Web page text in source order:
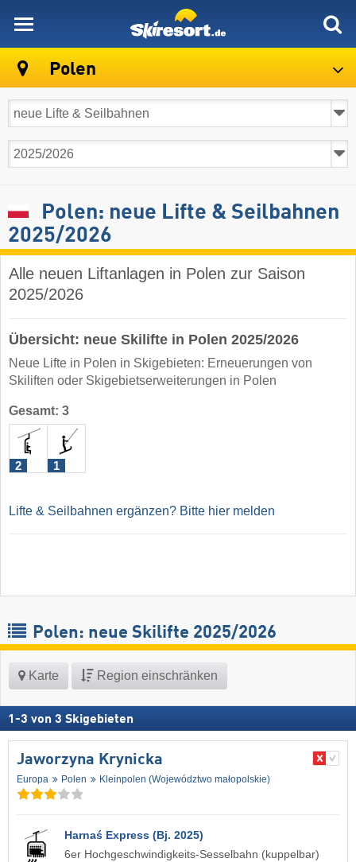
Polen
Polen: neue Lifte & Seilbahnen
2025/2026
Alle neuen Liftanlagen in Polen zur Saison
2025/2026
Übersicht: neue Skilifte in Polen 2025/2026
Neue Lifte in Polen in Skigebieten: Erneuerungen von
Skiliften oder Skigebietserweiterungen in Polen
Gesamt: 3
2 1
Lifte & Seilbahnen ergänzen? Bitte hier melden
Polen: neue Skilifte 2025/2026
Karte Region einschränken
1 -3 von 3 Skigebieten
Jaworzyna Krynicka
Europa Polen Kleinpolen (Województwo małopolskie)
Harnaś Express (Bj. 2025)
6er Hochgeschwindigkeits-Sesselbahn (kuppelbar)